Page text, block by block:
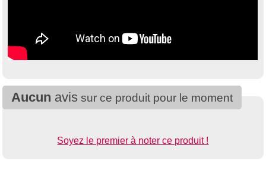
Aucun avis sur ce produit pour le moment
Soyez le premier à noter ce produit !